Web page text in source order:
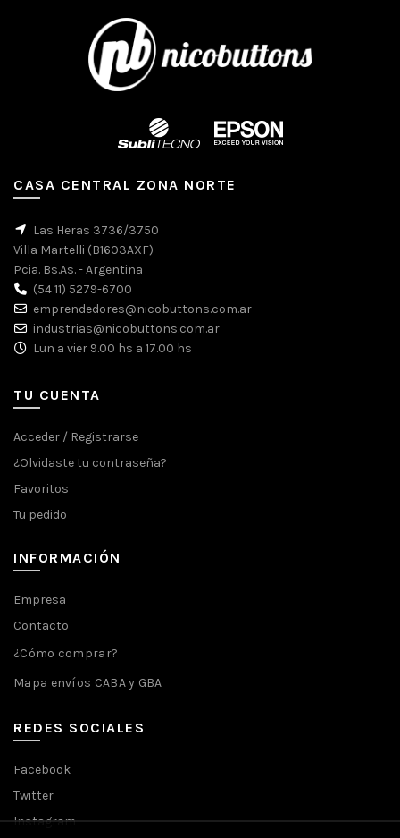
CASA CENTRAL ZONA NORTE
Las Heras 3736/3750
Villa Martelli (B1603AXF)
Pcia. Bs.As. - Argentina
(54 11) 5279-6700
emprendedores@nicobuttons.com.ar
industrias@nicobuttons.com.ar
Lun a vier 9.00 hs a 17.00 hs
TU CUENTA
Acceder / Registrarse
¿Olvidaste tu contraseña?
Favoritos
Tu pedido
INFORMACIÓN
Empresa
Contacto
¿Cómo comprar?
Mapa envíos CABA y GBA
REDES SOCIALES
Facebook
Twitter
Instagram